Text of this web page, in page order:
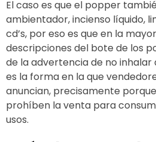
El caso es que el popper
ambientador, incienso líquido,
cd’s, por eso es que en la
descripciones del bote de los
de la advertencia de no inhalar
es la forma en la que
anuncian, precisamente
prohíben la venta para
usos.